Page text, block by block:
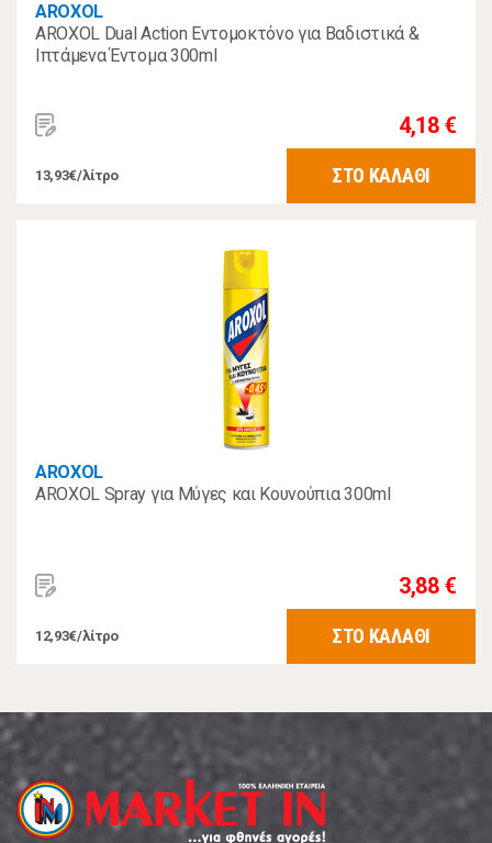
AROXOL
AROXOL Dual Action Εντομοκτόνο για Βαδιστικά &
Ιπτάμενα Έντομα 300ml
4,18 €
13,93€/λίτρο ΣΤΟ ΚΑΛΑΘΙ
AROXOL
AROXOL Spray για Μύγες και Κουνούπια 300ml
3,88 €
12,93€/λίτρο ΣΤΟ ΚΑΛΑΘΙ